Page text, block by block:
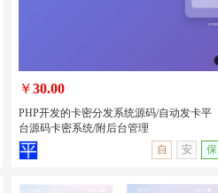
无演示
￥30.00
PHP开发的卡密分发系统源码/自动发卡平
台源码卡密系统/附后台管理
自
安 保